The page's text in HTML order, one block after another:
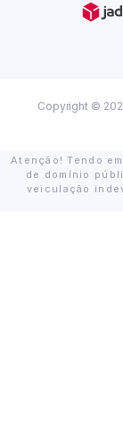
Copyright ©
Atenção! Tendo
de domínio
veiculação